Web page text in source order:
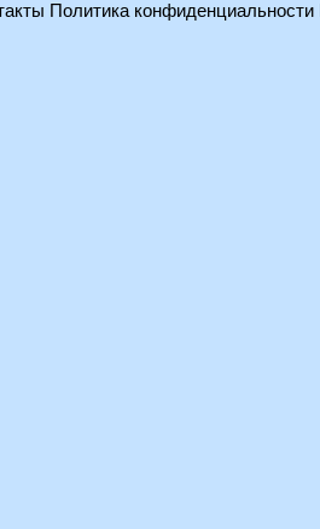
Политика конфиденциальности